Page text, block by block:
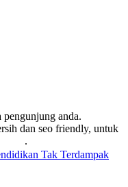
pengunjung anda.
dan seo friendly, untuk
.
Tak Terdampak